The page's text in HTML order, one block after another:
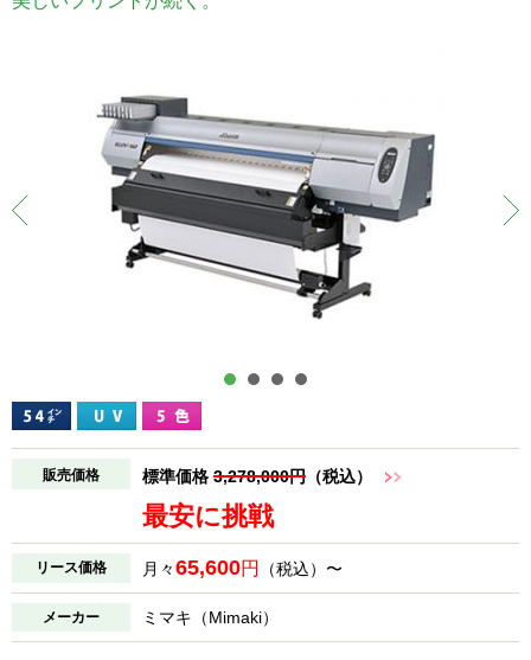
販売価格 標準価格 3,278,000円 （税込）
最安に挑戦
リース価格 月々65,600円 （税込）〜
メーカー ミマキ（Mimaki）